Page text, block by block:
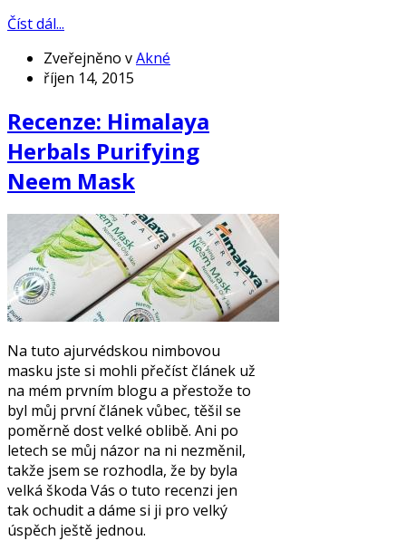
Číst dál...
Zveřejněno vAkné
říjen 14, 2015
Recenze: Himalaya
Herbals Purifying
Neem Mask
Na tuto ajurvédskou nimbovou
masku jste si mohli přečíst článek už
na mém prvním blogu a přestože to
byl můj první článek vůbec, těšil se
poměrně dost velké oblibě. Ani po
letech se můj názor na ni nezměnil,
takže jsem se rozhodla, že by byla
velká škoda Vás o tuto recenzi jen
tak ochudit a dáme si ji pro velký
úspěch ještě jednou.